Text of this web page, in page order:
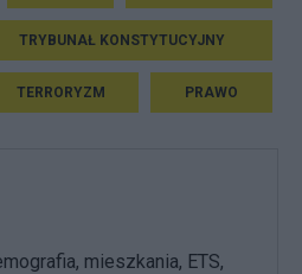
TRYBUNAŁ KONSTYTUCYJNY
TERRORYZM PRAWO
mieszkania, ETS,